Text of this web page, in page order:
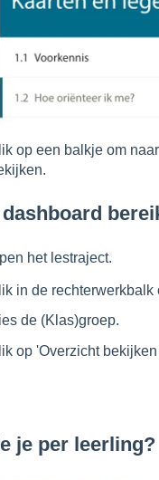
op een balkje om
dashboard
het lestraject.
in de
de (Klas)groep.
op 'Overzicht
je per leerling?